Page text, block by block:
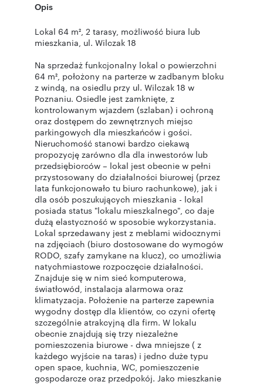
Opis
Lokal 64 m², 2 tarasy, możliwość biura lub
mieszkania, ul. Wilczak 18
Na sprzedaż funkcjonalny lokal o powierzchni
64 m², położony na parterze w zadbanym bloku
z windą, na osiedlu przy ul. Wilczak 18 w
Poznaniu. Osiedle jest zamknięte, z
kontrolowanym wjazdem (szlaban) i ochroną
oraz dostępem do zewnętrznych miejsc
parkingowych dla mieszkańców i gości.
Nieruchomość stanowi bardzo ciekawą
propozycję zarówno dla dla inwestorów lub
przedsiębiorców – lokal jest obecnie w pełni
przystosowany do działalności biurowej (przez
lata funkcjonowało tu biuro rachunkowe), jak i
dla osób poszukujących mieszkania - lokal
posiada status "lokalu mieszkalnego", co daje
dużą elastyczność w sposobie wykorzystania.
Lokal sprzedawany jest z meblami widocznymi
na zdjęciach (biuro dostosowane do wymogów
RODO, szafy zamykane na klucz), co umożliwia
natychmiastowe rozpoczęcie działalności.
Znajduje się w nim sieć komputerowa,
światłowód, instalacja alarmowa oraz
klimatyzacja. Położenie na parterze zapewnia
wygodny dostęp dla klientów, co czyni ofertę
szczególnie atrakcyjną dla firm. W lokalu
obecnie znajdują się trzy niezależne
pomieszczenia biurowe - dwa mniejsze ( z
każdego wyjście na taras) i jedno duże typu
open space, kuchnia, WC, pomieszczenie
gospodarcze oraz przedpokój. Jako mieszkanie